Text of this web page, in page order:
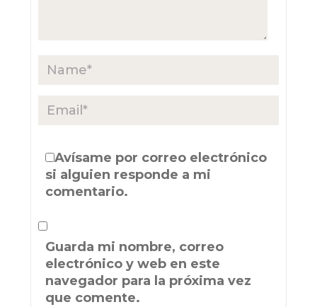
Avísame por correo electrónico
si alguien responde a mi
comentario.
Guarda mi nombre, correo
electrónico y web en este
navegador para la próxima vez
que comente.